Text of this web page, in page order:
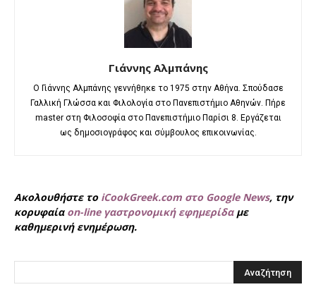
Γιάννης Αλμπάνης
Ο Γιάννης Αλμπάνης γεννήθηκε το 1975 στην Αθήνα. Σπούδασε
Γαλλική Γλώσσα και Φιλολογία στο Πανεπιστήμιο Αθηνών. Πήρε
master στη Φιλοσοφία στο Πανεπιστήμιο Παρίσι 8. Εργάζεται
ως δημοσιογράφος και σύμβουλος επικοινωνίας.
Ακολουθήστε το iCookGreek.com στο Google News, την
κορυφαία on-line γαστρονομική εφημερίδαμε
καθημερινή ενημέρωση.